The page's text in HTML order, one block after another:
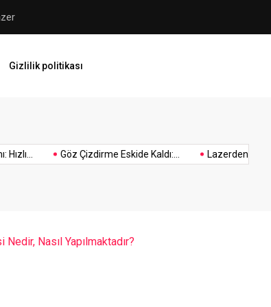
Kaldı Cinsel Saldırı Suçu ve
Gizlilik politikası
Göz Çizdirme Eskide Kaldı:... Lazerden
eksozom
yaptıranların
zekat
hesaplama
zenci
örgüsü
Oto
Nedir, Nasıl Yapılmaktadır?